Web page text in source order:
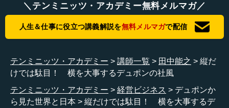
強く打ち出しているつもりです。
大上 売上全体に占める日本の割合は今、何パーセントぐ
田中 トータルの４パーセント弱ほどしかないはずです。
大上 あまり大きくはありませんね。
＼テンミニッツ・アカデミー無料メルマガ／
人生＆仕事に役立つ講義解説を無料メルマガで配信
テンミニッツ・アカデミー 講師一覧 田中能之
縦だ
けでは駄目！ 横を大事するデュポンの社風
テンミニッツ・アカデミー
経営ビジネス
デュポンか
ら見た世界と日本
縦だけでは駄目！ 横を大事するデ